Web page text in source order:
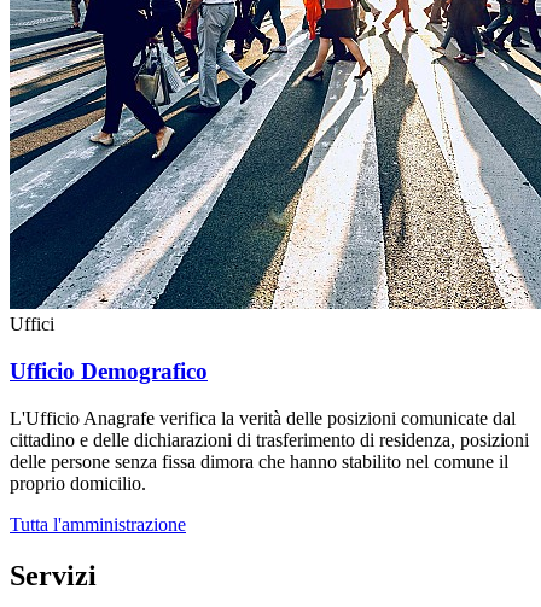
Uffici
Ufficio Demografico
L'Ufficio Anagrafe verifica la verità delle posizioni comunicate dal
cittadino e delle dichiarazioni di trasferimento di residenza, posizioni
delle persone senza fissa dimora che hanno stabilito nel comune il
proprio domicilio.
Tutta l'amministrazione
Servizi